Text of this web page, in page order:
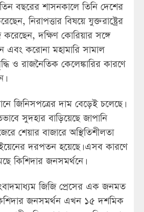
তিন বছরের শাসনকালে তিনি দেশের
নিরাপত্তার বিষয়ে যুক্তরাষ্ট্রের
করেছেন, দক্ষিণ কোরিয়ার সঙ্গে
এবং করোনা মহামারি সামাল
ও রাজনৈতিক কেলেঙ্কারির কারণে
জিনিসপত্রের দাম বেড়েই চলেছে।
সুদহার বাড়িয়েছে জাপানি
শেয়ার বাজারে অস্থিতিশীলতা
ইয়েনের দরপতন হয়েছে। এসব কারণে
কিশিদার জনসমর্থনে।
জিজি প্রেসের এক জনমত
জনসমর্থন এখন ১৫ দশমিক